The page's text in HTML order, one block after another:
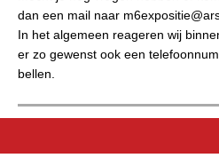
dan een mail naar
In het algemeen reageren wij
er zo gewenst ook een
bellen.